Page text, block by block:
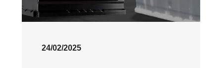
24/02/2025